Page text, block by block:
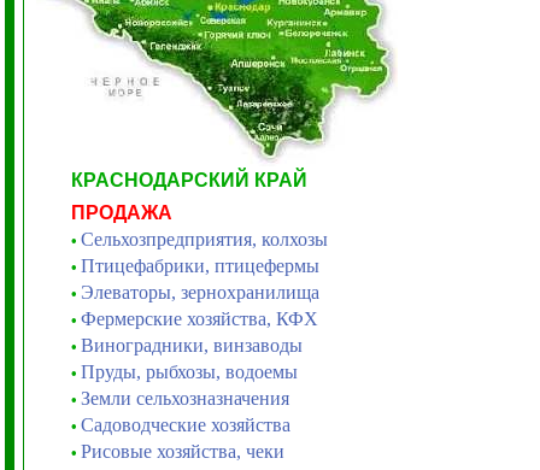
КРАСНОДАРСКИЙ КРАЙ
ПРОДАЖА
• Сельхозпредприятия, колхозы
• Птицефабрики, птицефермы
• Элеваторы, зернохранилища
• Фермерские хозяйства, КФХ
• Виноградники, винзаводы
• Пруды, рыбхозы, водоемы
• Земли сельхозназначения
• Садоводческие хозяйства
• Рисовые хозяйства, чеки